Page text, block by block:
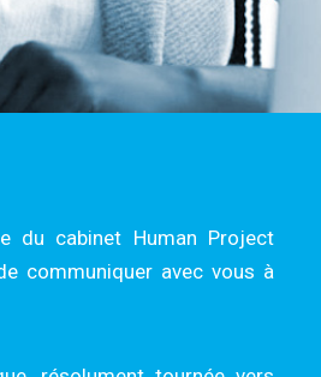
du cabinet Human Project
communiquer avec vous à